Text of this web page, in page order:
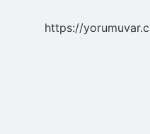
https://